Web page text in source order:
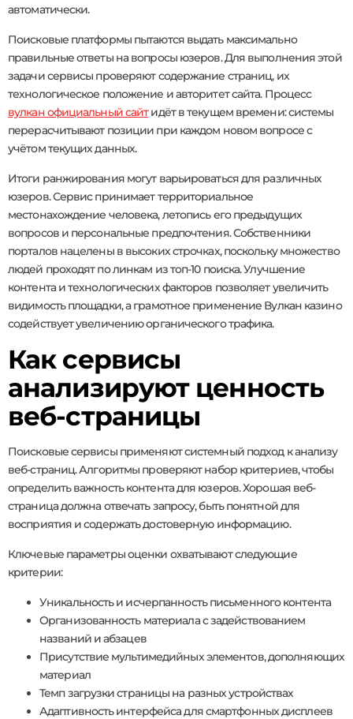
автоматически.
Поисковые платформы пытаются выдать максимально
правильные ответы на вопросы юзеров. Для выполнения этой
задачи сервисы проверяют содержание страниц, их
технологическое положение и авторитет сайта. Процесс
вулкан официальный сайтидёт в текущем времени: системы
перерасчитывают позиции при каждом новом вопросе с
учётом текущих данных.
Итоги ранжирования могут варьироваться для различных
юзеров. Сервис принимает территориальное
местонахождение человека, летопись его предыдущих
вопросов и персональные предпочтения. Собственники
порталов нацелены в высоких строчках, поскольку множество
людей проходят по линкам из топ-10 поиска. Улучшение
контента и технологических факторов позволяет увеличить
видимость площадки, а грамотное применение Вулкан казино
содействует увеличению органического трафика.
Как сервисы
анализируют ценность
веб-страницы
Поисковые сервисы применяют системный подход к анализу
веб-страниц. Алгоритмы проверяют набор критериев, чтобы
определить важность контента для юзеров. Хорошая веб-
страница должна отвечать запросу, быть понятной для
восприятия и содержать достоверную информацию.
Ключевые параметры оценки охватывают следующие
критерии:
Уникальность и исчерпанность письменного контента
Организованность материала с задействованием
названий и абзацев
Присутствие мультимедийных элементов, дополняющих
материал
Темп загрузки страницы на разных устройствах
Адаптивность интерфейса для смартфонных дисплеев